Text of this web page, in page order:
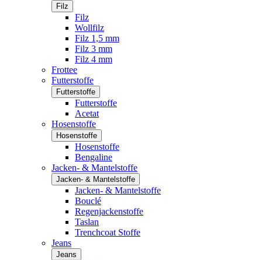
Filz
Filz
Wollfilz
Filz 1,5 mm
Filz 3 mm
Filz 4 mm
Frottee
Futterstoffe
Futterstoffe
Futterstoffe
Acetat
Hosenstoffe
Hosenstoffe
Hosenstoffe
Bengaline
Jacken- & Mantelstoffe
Jacken- & Mantelstoffe
Jacken- & Mantelstoffe
Bouclé
Regenjackenstoffe
Taslan
Trenchcoat Stoffe
Jeans
Jeans